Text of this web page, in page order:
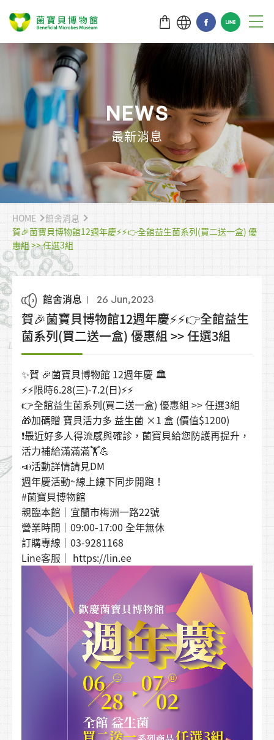
NEWS
最新消息
HOME
館舍消息
賀🎉菌寶貝博物館12週年慶⚡️⚡️👉全館益生菌系列(買二送一盒) 優
惠組 >> 任選3組
館舍消息 26 Jun,2023
賀🎉菌寶貝博物館12週年慶⚡️⚡️👉全館益生
菌系列(買二送一盒) 優惠組 >> 任選3組
✨賀 🎉菌寶貝博物館 12週年慶 🏛
⚡️⚡️限時6.28(三)-7.2(日)⚡️⚡️
👉全館益生菌系列(買二送一盒) 優惠組 >> 任選3組
🎁加碼贈 寶貝活力多 益生菌 ×1 盒 (價值$1200)
❗️最近好多人得流感與確診，菌寶貝給您防護再提升，
活力補給滿滿滿🏋️💪
📣活動詳情請見DM
週年慶活動~線上線下同步開跑！
#菌寶貝博物館
親臨本館｜宜蘭市梅洲一路22號
營業時間｜09:00-17:00 全年無休
訂購專線｜03-9281168
Line客服｜ https://lin.ee